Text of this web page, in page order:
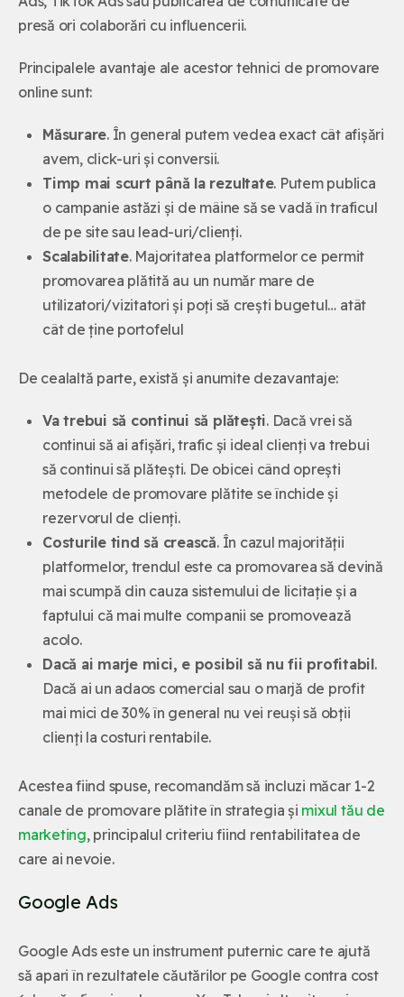
presă ori colaborări cu influencerii.
Principalele avantaje ale acestor tehnici de promovare
online sunt:
Măsurare. În general putem vedea exact cât afișări
avem, click-uri și conversii.
Timp mai scurt până la rezultate. Putem publica
o campanie astăzi și de mâine să se vadă în traficul
de pe site sau lead-uri/clienți.
Scalabilitate. Majoritatea platformelor ce permit
promovarea plătită au un număr mare de
utilizatori/vizitatori și poți să crești bugetul… atât
cât de ține portofelul
De cealaltă parte, există și anumite dezavantaje:
Va trebui să continui să plătești. Dacă vrei să
continui să ai afișări, trafic și ideal clienți va trebui
să continui să plătești. De obicei când oprești
metodele de promovare plătite se închide și
rezervorul de clienți.
Costurile tind să crească. În cazul majorității
platformelor, trendul este ca promovarea să devină
mai scumpă din cauza sistemului de licitație și a
faptului că mai multe companii se promovează
acolo.
Dacă ai marje mici, e posibil să nu fii profitabil.
Dacă ai un adaos comercial sau o marjă de profit
mai mici de 30% în general nu vei reuși să obții
clienți la costuri rentabile.
Acestea fiind spuse, recomandăm să incluzi măcar 1-2
canale de promovare plătite în strategia și mixul tău de
marketing, principalul criteriu fiind rentabilitatea de
care ai nevoie.
Google Ads
Google Ads este un instrument puternic care te ajută
să apari în rezultatele căutărilor pe Google contra cost